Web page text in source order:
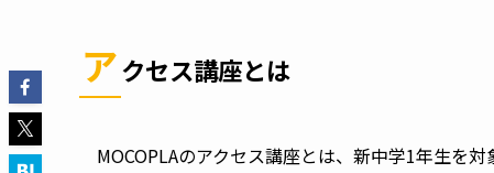
アクセス講座とは
MOCOPLAのアクセス講座とは、新中学1年生を